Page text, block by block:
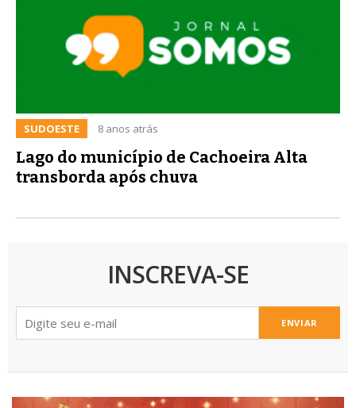
SUDOESTE 8 anos atrás
Lago do município de Cachoeira Alta
transborda após chuva
INSCREVA-SE
ENVIAR